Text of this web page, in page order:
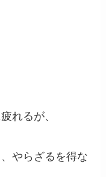
れるが、
やらざるを得な